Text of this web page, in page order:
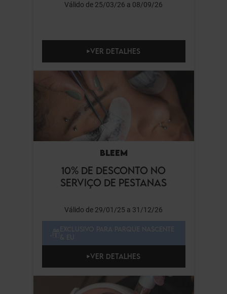
Válido de 25/03/26 a 08/09/26
VER DETALHES
BLEEM
10% DE DESCONTO NO
SERVIÇO DE PESTANAS
Válido de 29/01/25 a 31/12/26
VER DETALHES